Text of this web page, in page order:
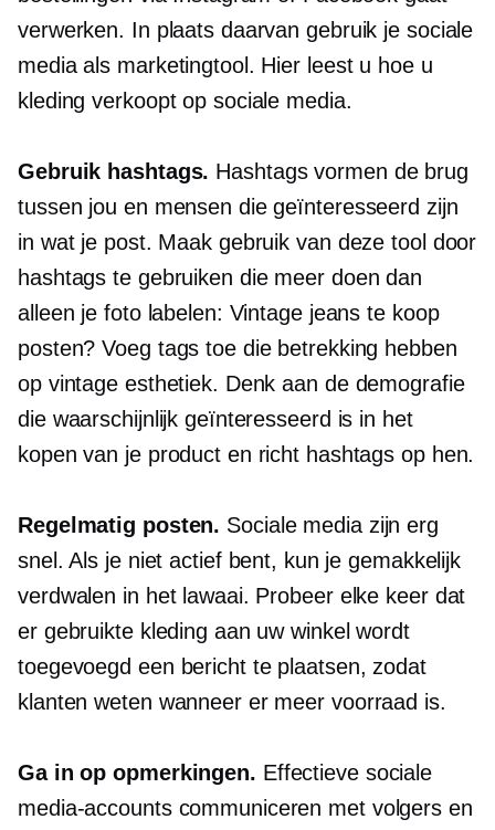
verwerken. In plaats daarvan gebruik je sociale
media als marketingtool. Hier leest u hoe u
kleding verkoopt op sociale media.
Gebruik hashtags. Hashtags vormen de brug
tussen jou en mensen die geïnteresseerd zijn
in wat je post. Maak gebruik van deze tool door
hashtags te gebruiken die meer doen dan
alleen je foto labelen: Vintage jeans te koop
posten? Voeg tags toe die betrekking hebben
op vintage esthetiek. Denk aan de demografie
die waarschijnlijk geïnteresseerd is in het
kopen van je product en richt hashtags op hen.
Regelmatig posten. Sociale media zijn erg
snel. Als je niet actief bent, kun je gemakkelijk
verdwalen in het lawaai. Probeer elke keer dat
er gebruikte kleding aan uw winkel wordt
toegevoegd een bericht te plaatsen, zodat
klanten weten wanneer er meer voorraad is.
Ga in op opmerkingen. Effectieve sociale
media-accounts communiceren met volgers en